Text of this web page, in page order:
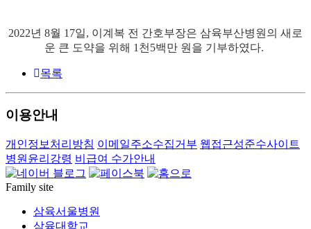
2022년 8월 17일, 이계복 전 간호부장은 삼육부산병원의 새로
운 큰 도약을 위해 1천5백만 원을 기부하였다.
목록
이용안내
개인정보처리방침 이메일주소수집거부 웹접근성준수사이트
병원윤리강령 비급여 수가안내
Family site
삼육서울병원
삼육대학교